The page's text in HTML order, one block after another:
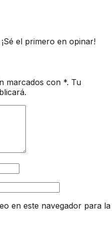
el primero en opinar!
marcados con *. Tu
en este navegador para la